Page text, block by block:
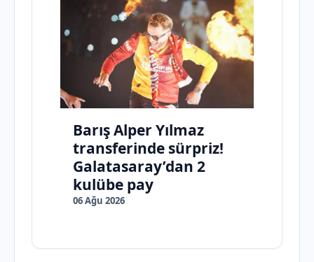
Barış Alper Yılmaz
transferinde sürpriz!
Galatasaray’dan 2
kulübe pay
06 Ağu 2026